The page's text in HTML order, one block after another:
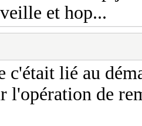
et hop...
c'était lié au
l'opération de